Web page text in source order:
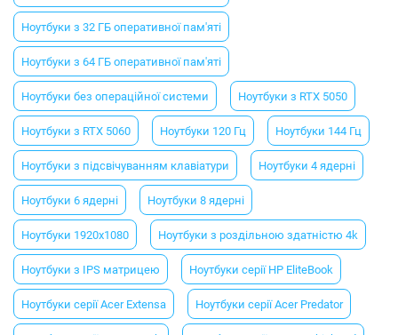
Ноутбуки з 32 ГБ оперативної пам'яті
Ноутбуки з 64 ГБ оперативної пам'яті
Ноутбуки без операційної системи Ноутбуки з RTX 5050
Ноутбуки з RTX 5060 Ноутбуки 120 Гц Ноутбуки 144 Гц
Ноутбуки з підсвічуванням клавіатури Ноутбуки 4 ядерні
Ноутбуки 6 ядерні Ноутбуки 8 ядерні
Ноутбуки 1920x1080 Ноутбуки з роздільною здатністю 4k
Ноутбуки з IPS матрицею Ноутбуки серії HP EliteBook
Ноутбуки серії Acer Extensa Ноутбуки серії Acer Predator